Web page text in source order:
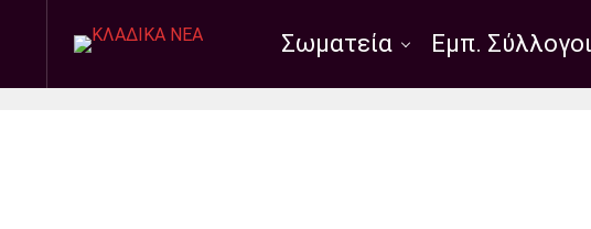
Σωματεία Εμπ. Σύλλογοι